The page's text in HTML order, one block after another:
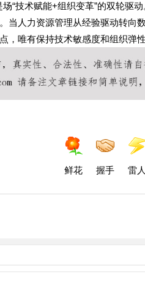
“技术赋能+组织变革”的双轮驱
当人力资源管理从经验驱动转向
，唯有保持技术敏感度和组织弹
鲜花 握手 雷